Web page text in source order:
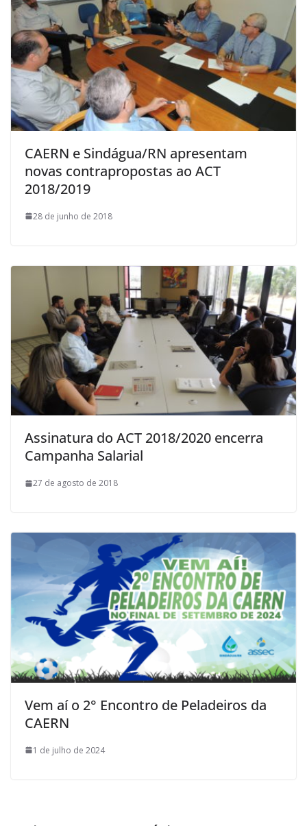
CAERN e Sindágua/RN apresentam
novas contrapropostas ao ACT
2018/2019
28 de junho de 2018
Assinatura do ACT 2018/2020 encerra
Campanha Salarial
27 de agosto de 2018
Vem aí o 2° Encontro de Peladeiros da
CAERN
1 de julho de 2024